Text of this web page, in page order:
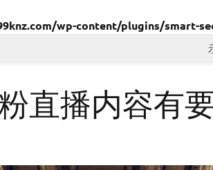
wp-content/plugins/smart-
直播内容有